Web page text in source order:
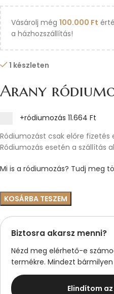
Vásárolj még 100.000 Ft
a házhozszállítás!
1 készleten
Arany
+ródiumozás 11.664 Ft
Ródiumozást csak előre
Ródiumozás esetén a szállítás
Mi is a ródiumozás? Tudj meg
KOSÁRBA TESZEM
Biztosra akarsz menni?
Nézd meg elérhető-e
termékre. Mindezt
Elindítom